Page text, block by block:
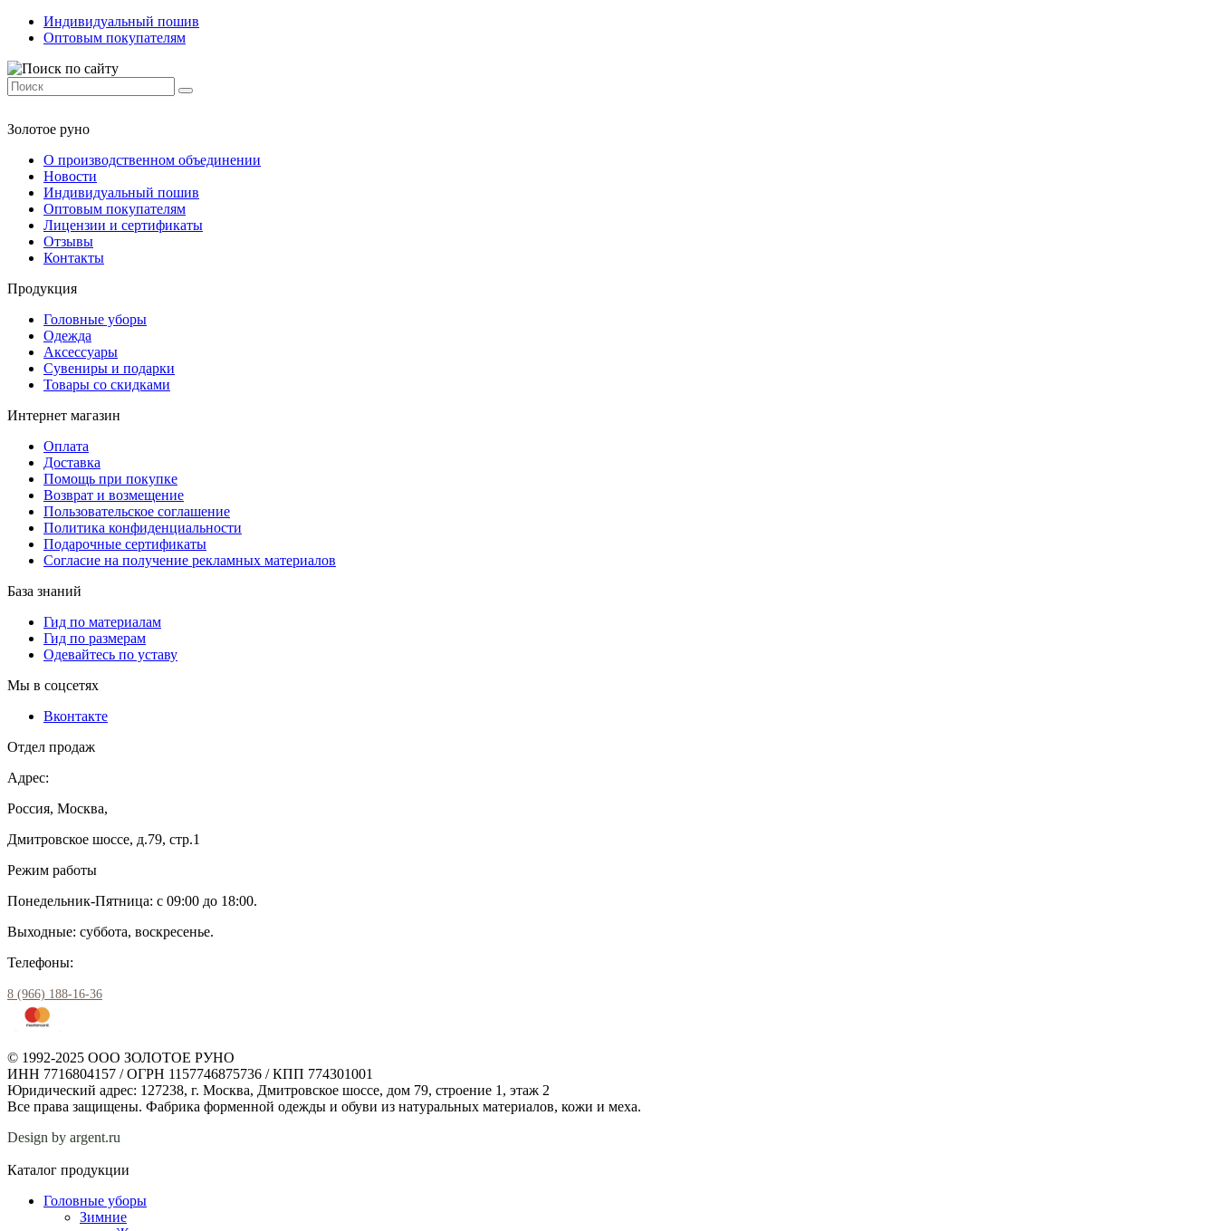
Индивидуальный пошив
Оптовым покупателям
Золотое руно
О производственном объединении
Новости
Индивидуальный пошив
Оптовым покупателям
Лицензии и сертификаты
Отзывы
Контакты
Продукция
Головные уборы
Одежда
Аксессуары
Сувениры и подарки
Товары со скидками
Интернет магазин
Оплата
Доставка
Помощь при покупке
Возврат и возмещение
Пользовательское соглашение
Политика конфиденциальности
Подарочные сертификаты
Согласие на получение рекламных материалов
База знаний
Гид по материалам
Гид по размерам
Одевайтесь по уставу
Мы в соцсетях
Вконтакте
Отдел продаж
Адрес:
Россия, Москва,
Дмитровское шоссе, д.79, стр.1
Режим работы
Понедельник-Пятница: с 09:00 до 18:00.
Выходные: суббота, воскресенье.
Телефоны:
8 (966) 188-16-36
© 1992-2025 ООО ЗОЛОТОЕ РУНО
ИНН 7716804157 / ОГРН 1157746875736 / КПП 774301001
Юридический адрес: 127238, г. Москва, Дмитровское шоссе, дом 79, строение 1, этаж 2
Все права защищены. Фабрика форменной одежды и обуви из натуральных материалов, кожи и меха.
Design by argent.ru
Каталог продукции
Головные уборы
Зимние